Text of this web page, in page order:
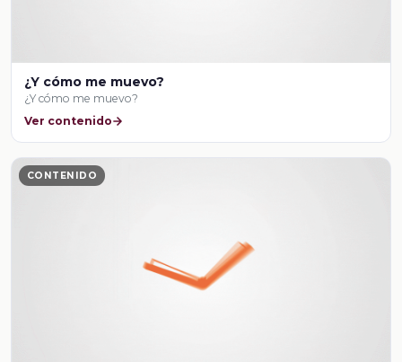
¿Y cómo me muevo?
¿Y cómo me muevo?
Ver contenido
CONTENIDO